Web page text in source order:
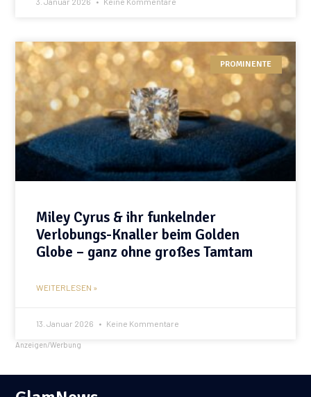
PROMINENTE
Miley Cyrus & ihr funkelnder
Verlobungs-Knaller beim Golden
Globe – ganz ohne großes Tamtam
WEITERLESEN »
13. Januar 2026 Keine Kommentare
Anzeigen/Werbung